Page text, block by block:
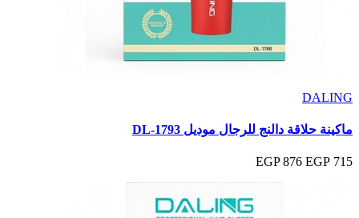
DALING
ماكينة حلاقة دالنج للرجال موديل DL-1793
715 EGP
876 EGP